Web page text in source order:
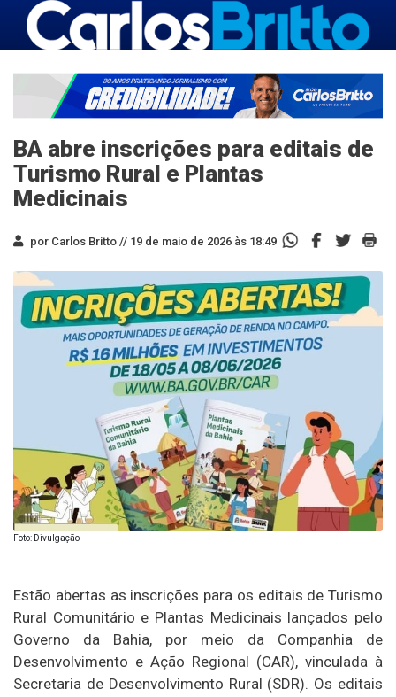
BA abre inscrições para editais de
Turismo Rural e Plantas
Medicinais
por Carlos Britto // 19 de maio de 2026 às 18:49
Foto: Divulgação
Estão abertas as inscrições para os editais de Turismo
Rural Comunitário e Plantas Medicinais lançados pelo
Governo da Bahia, por meio da Companhia de
Desenvolvimento e Ação Regional (CAR), vinculada à
Secretaria de Desenvolvimento Rural (SDR). Os editais